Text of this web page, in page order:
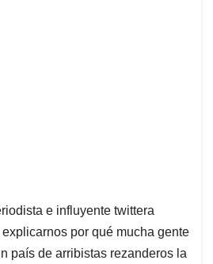
e influyente twittera
por qué mucha gente
país de arribistas rezanderos la